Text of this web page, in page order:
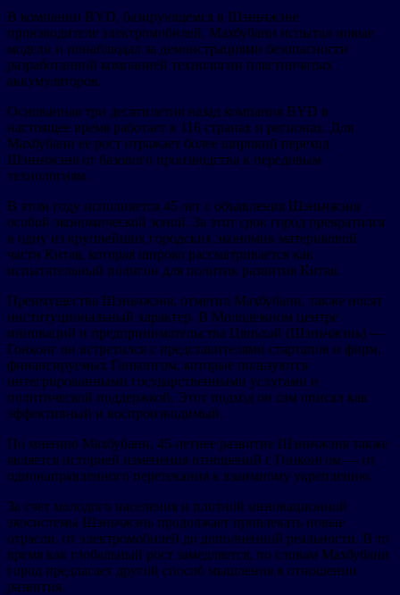
В компании BYD, базирующемся в Шэньчжэне
производителе электромобилей, Махбубани испытал новые
модели и понаблюдал за демонстрациями безопасности
разработанной компанией технологии пластинчатых
аккумуляторов.
Основанная три десятилетия назад компания BYD в
настоящее время работает в 116 странах и регионах. Для
Махбубани ее рост отражает более широкий переход
Шэньчжэня от базового производства к передовым
технологиям.
В этом году исполняется 45 лет с объявления Шэньчжэня
особой экономической зоной. За этот срок город превратился
в одну из крупнейших городских экономик материковой
части Китая, которая широко рассматривается как
испытательный полигон для политик развития Китая.
Преимущества Шэньчжэня, отметил Махбубани, также носят
институциональный характер. В Молодежном центре
инноваций и предпринимательства Цяньхай (Шэньчжэнь) —
Гонконг он встретился с представителями стартапов и фирм,
финансируемых Гонконгом, которые пользуются
интегрированными государственными услугами и
политической поддержкой. Этот подход он сам описал как
эффективный и воспроизводимый.
По мнению Махбубани, 45-летнее развитие Шэньчжэня также
является историей изменения отношений с Гонконгом — от
однонаправленного перетекания к взаимному укреплению.
За счет молодого населения и плотной инновационной
экосистемы Шэньчжэнь продолжает привлекать новые
отрасли, от электромобилей до дополненной реальности. В то
время как глобальный рост замедляется, по словам Махбубани
город предлагает другой способ мышления в отношении
развития.